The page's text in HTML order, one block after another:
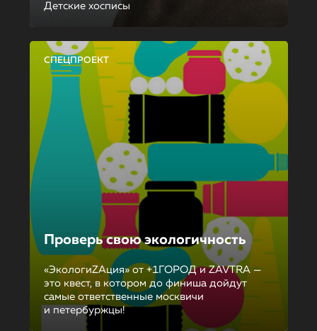
Детские хосписы
СПЕЦПРОЕКТ
Проверь свою экологичность
«ЭкологиZAция» от +1ГОРОД и ZAVTRA —
это квест, в котором до финиша дойдут
самые ответственные москвичи
и петербуржцы!